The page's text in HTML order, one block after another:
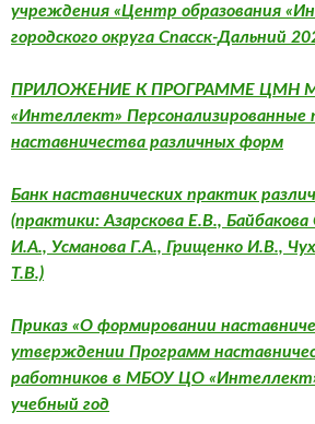
учреждения «Центр образования
городского округа Спасск-Дальний
ПРИЛОЖЕНИЕ К ПРОГРАММЕ ЦМН
«Интеллект» Персонализированные
наставничества различных форм
Банк наставнических практик
(практики: Азарскова Е.В.,
И.А., Усманова Г.А., Грищенко И.В.,
Т.В.)
Приказ «О формировании
утверждении Программ
работников в МБОУ ЦО
учебный год